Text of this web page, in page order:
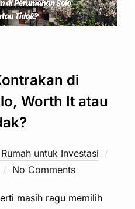
di
Worth It atau
untuk Investasi
No Comments
masih ragu memilih